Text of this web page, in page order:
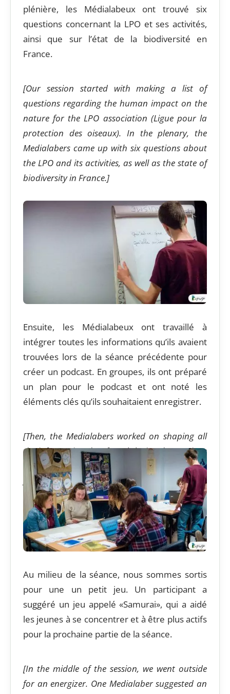
plénière, les Médialabeux ont trouvé six
questions concernant la LPO et ses activités,
ainsi que sur l’état de la biodiversité en
France.
[Our session started with making a list of
questions regarding the human impact on the
nature for the LPO association (Ligue pour la
protection des oiseaux). In the plenary, the
Medialabers came up with six questions about
the LPO and its activities, as well as the state of
biodiversity in France.]
Ensuite, les Médialabeux ont travaillé à
intégrer toutes les informations qu’ils avaient
trouvées lors de la séance précédente pour
créer un podcast. En groupes, ils ont préparé
un plan pour le podcast et ont noté les
éléments clés qu’ils souhaitaient enregistrer.
[Then, the Medialabers worked on shaping all
the information they found during the previous
session into the material for the podcast. In
groups, they prepared a plan for the podcast
and wrote down the key things they want to
record.]
Au milieu de la séance, nous sommes sortis
pour une un petit jeu. Un participant a
suggéré un jeu appelé «Samurai», qui a aidé
les jeunes à se concentrer et à être plus actifs
pour la prochaine partie de la séance.
[In the middle of the session, we went outside
for an energizer. One Medialaber suggested an